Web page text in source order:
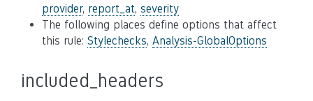
provider, report_at, severity
The following places define options that affect
this rule: Stylechecks, Analysis-GlobalOptions
included_headers